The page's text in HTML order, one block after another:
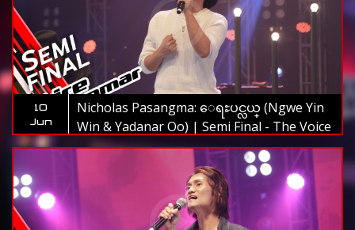
10
Jun
Nicholas Pasangma: ေရႊပင္လယ္ (Ngwe Yin
Win & Yadanar Oo) | Semi Final - The Voice
Myanmar 2019